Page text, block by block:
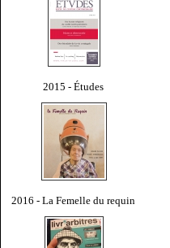
2015 - Études
2016 - La Femelle du requin